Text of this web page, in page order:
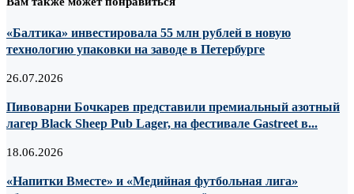
«Балтика» инвестировала 55 млн рублей в новую
технологию упаковки на заводе в Петербурге
26.07.2026
Пивоварни Бочкарев представили премиальный азотный
лагер Black Sheep Pub Lager, на фестивале Gastreet в...
18.06.2026
«Напитки Вместе» и «Медийная футбольная лига»